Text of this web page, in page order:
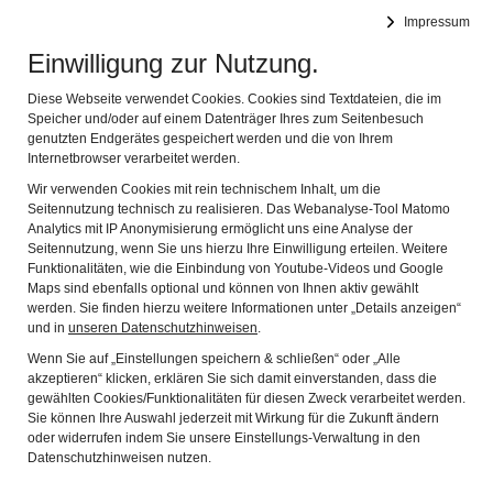
Impressum
Einwilligung zur Nutzung.
Diese Webseite verwendet Cookies. Cookies sind Textdateien, die im
Speicher und/oder auf einem Datenträger Ihres zum Seitenbesuch
genutzten Endgerätes gespeichert werden und die von Ihrem
Internetbrowser verarbeitet werden.
Wir verwenden Cookies mit rein technischem Inhalt, um die
Seitennutzung technisch zu realisieren. Das Webanalyse-Tool Matomo
Analytics mit IP Anonymisierung ermöglicht uns eine Analyse der
Seitennutzung, wenn Sie uns hierzu Ihre Einwilligung erteilen. Weitere
Funktionalitäten, wie die Einbindung von Youtube-Videos und Google
Maps sind ebenfalls optional und können von Ihnen aktiv gewählt
werden. Sie finden hierzu weitere Informationen unter „Details anzeigen“
und in unseren Datenschutzhinweisen.
Wenn Sie auf „Einstellungen speichern & schließen“ oder „Alle
akzeptieren“ klicken, erklären Sie sich damit einverstanden, dass die
gewählten Cookies/Funktionalitäten für diesen Zweck verarbeitet werden.
Sie können Ihre Auswahl jederzeit mit Wirkung für die Zukunft ändern
oder widerrufen indem Sie unsere Einstellungs-Verwaltung in den
Datenschutzhinweisen nutzen.
Zurück